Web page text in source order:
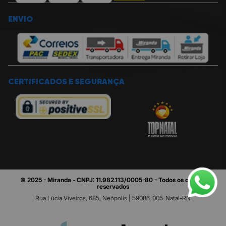
ENVIO
CERTIFICADOS E SEGURANÇA
© 2025 - Miranda - CNPJ: 11.982.113/0005-80 - Todos os direitos
reservados
Rua Lúcia Viveiros, 685, Neópolis | 59086-005-Natal-RN